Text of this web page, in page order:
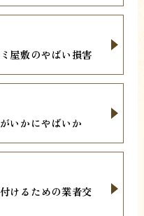
屋敷のやばい損害
いかにやばいか
けるための業者交